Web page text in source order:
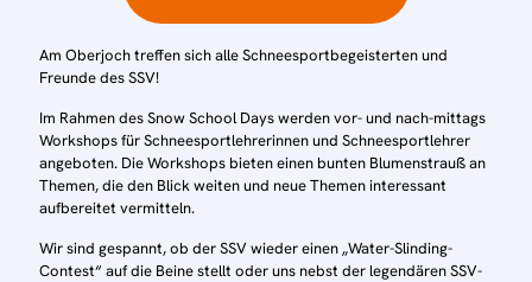
Am Oberjoch treffen sich alle Schneesportbegeisterten und
Freunde des SSV!
Im Rahmen des Snow School Days werden vor- und nach-mittags
Workshops für Schneesportlehrerinnen und Schneesportlehrer
angeboten. Die Workshops bieten einen bunten Blumenstrauß an
Themen, die den Blick weiten und neue Themen interessant
aufbereitet vermitteln.
Wir sind gespannt, ob der SSV wieder einen „Water-Slinding-
Contest“ auf die Beine stellt oder uns nebst der legendären SSV-